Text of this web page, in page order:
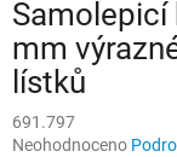
Samolepicí
mm
lístků
691.797
Průměrné
Neohodnoceno